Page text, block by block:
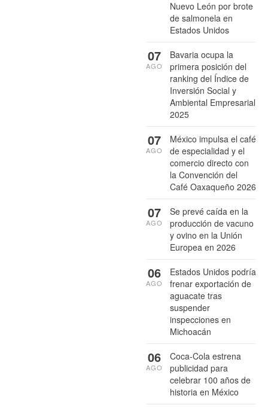
Nuevo León por brote
de salmonela en
Estados Unidos
Bavaria ocupa la
primera posición del
ranking del Índice de
Inversión Social y
Ambiental Empresarial
2025
07
AGO
México impulsa el café
de especialidad y el
comercio directo con
la Convención del
Café Oaxaqueño 2026
07
AGO
Se prevé caída en la
producción de vacuno
y ovino en la Unión
Europea en 2026
07
AGO
Estados Unidos podría
frenar exportación de
aguacate tras
suspender
inspecciones en
Michoacán
06
AGO
Coca-Cola estrena
publicidad para
celebrar 100 años de
historia en México
06
AGO